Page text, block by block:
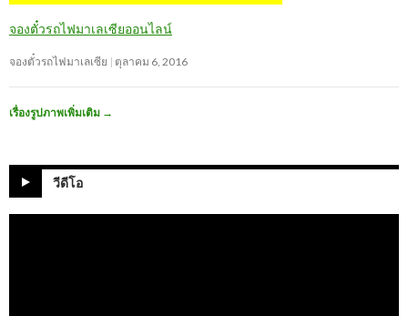
จองตั๋วรถไฟมาเลเซียออนไลน์
จองตั๋วรถไฟมาเลเซีย ตุลาคม 6, 2016
เรื่องรูปภาพเพิ่มเติม →
วีดีโอ